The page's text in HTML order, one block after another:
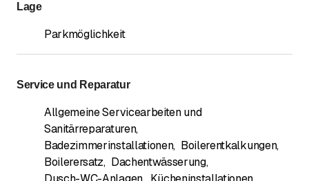
Lage
Parkmöglichkeit
Service und Reparatur
Allgemeine Servicearbeiten und
Sanitärreparaturen,
Badezimmerinstallationen, Boilerentkalkungen,
Boilerersatz, Dachentwässerung,